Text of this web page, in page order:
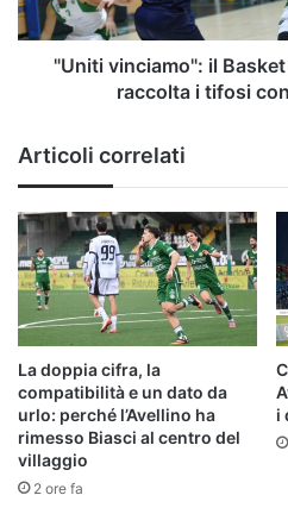
a
raccolta
"Uniti vinciamo": il
raccolta i tifosi
Articoli correlati
La doppia cifra, la
compatibilità e un dato da
urlo: perché l’Avellino ha
rimesso Biasci al centro del
villaggio
2 ore fa
i